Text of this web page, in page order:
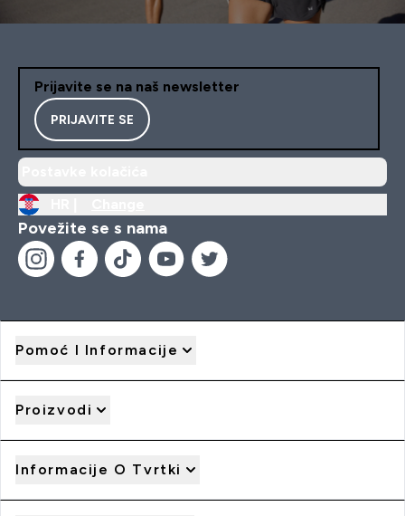
Prijavite se na naš newsletter
PRIJAVITE SE
Povežite se s nama
Pomoć I Informacije
Proizvodi
Informacije O Tvrtki